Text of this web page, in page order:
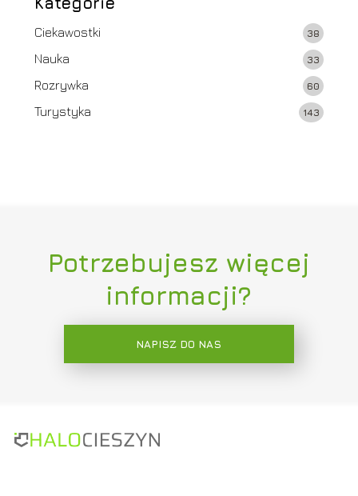
Ciekawostki 38
Nauka 33
Rozrywka 60
Turystyka 143
Potrzebujesz więcej
informacji?
NAPISZ DO NAS